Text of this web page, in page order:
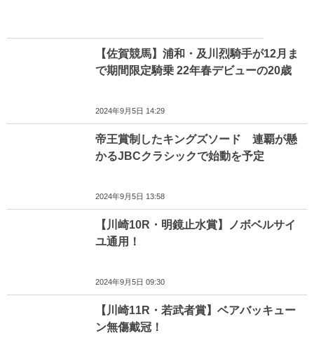
【佐賀競馬】浦和・及川烈騎手が12月ま
で期間限定騎乗 22年春デビューの20歳
2024年9月5日 14:29
帝王賞制したキングズソード 連覇が懸
かるJBCクラシックで始動を予定
2024年9月5日 13:58
【川崎10R・明鏡止水賞】ノボベルサイ
ユ通用！
2024年9月5日 09:30
【川崎11R・若武者賞】ベアバッキュー
ン無傷戴冠！